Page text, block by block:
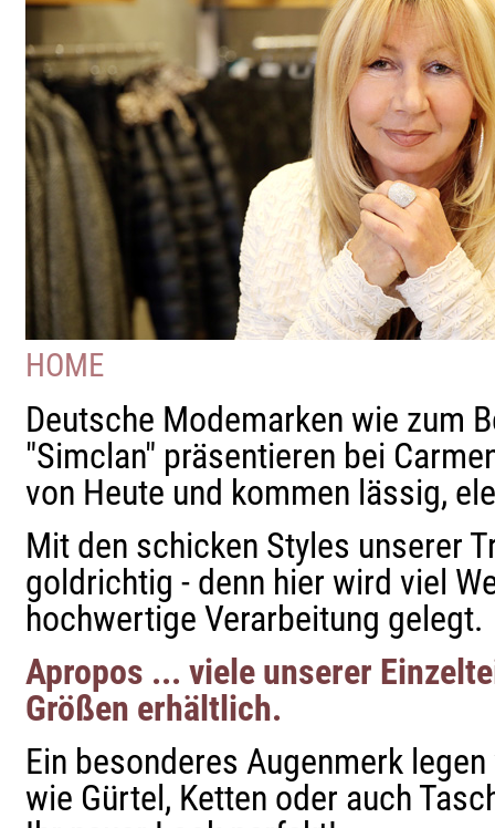
HOME
Deutsche Modemarken wie zum
"Simclan" präsentieren bei
von Heute und kommen lässig,
Mit den schicken Styles unserer
goldrichtig - denn hier wird viel
hochwertige Verarbeitung gelegt.
Apropos ... viele unserer
Größen erhältlich.
Ein besonderes Augenmerk
wie Gürtel, Ketten oder auch